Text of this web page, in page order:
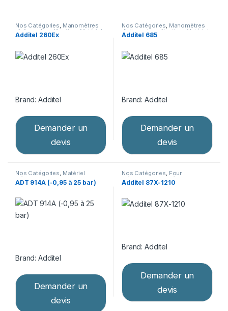
Nos Catégories, Manomètres
digitaux de calibration Matériel
d’étalonnage
Additel 260Ex
Brand:Additel
Demander un
devis
Nos Catégories, Manomètres
digitaux de calibration Matériel
d’étalonnage
Additel 685
Brand:Additel
Demander un
devis
Nos Catégories Matériel
d’étalonnage Pompes
pneumatiques
ADT 914A (-0,95 à 25 bar)
Brand:Additel
Demander un
devis
Nos Catégories Four
d'étalonnage Matériel
d’étalonnage
Additel 87X-1210
Brand:Additel
Demander un
devis